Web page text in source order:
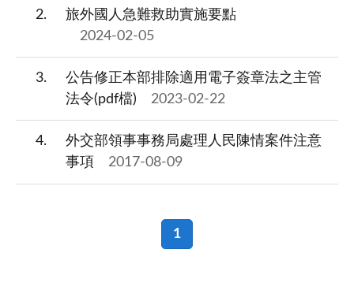
2
旅外國人急難救助實施要點
2024-02-05
3
公告修正本部排除適用電子簽章法之主管
法令(pdf檔)
2023-02-22
4
外交部領事事務局處理人民陳情案件注意
事項
2017-08-09
1